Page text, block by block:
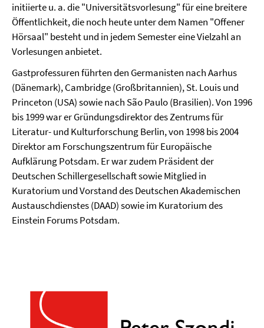
initiierte u. a. die "Universitätsvorlesung" für eine breitere
Öffentlichkeit, die noch heute unter dem Namen "Offener
Hörsaal" besteht und in jedem Semester eine Vielzahl an
Vorlesungen anbietet.
Gastprofessuren führten den Germanisten nach Aarhus
(Dänemark), Cambridge (Großbritannien), St. Louis und
Princeton (USA) sowie nach São Paulo (Brasilien). Von 1996
bis 1999 war er Gründungsdirektor des Zentrums für
Literatur- und Kulturforschung Berlin, von 1998 bis 2004
Direktor am Forschungszentrum für Europäische
Aufklärung Potsdam. Er war zudem Präsident der
Deutschen Schillergesellschaft sowie Mitglied in
Kuratorium und Vorstand des Deutschen Akademischen
Austauschdienstes (DAAD) sowie im Kuratorium des
Einstein Forums Potsdam.